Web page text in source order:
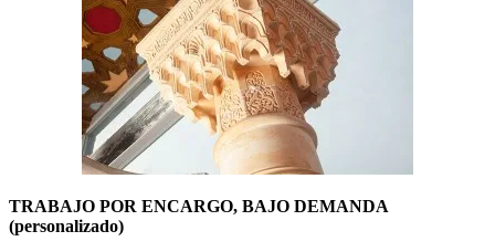
TRABAJO POR ENCARGO, BAJO DEMANDA
(personalizado)